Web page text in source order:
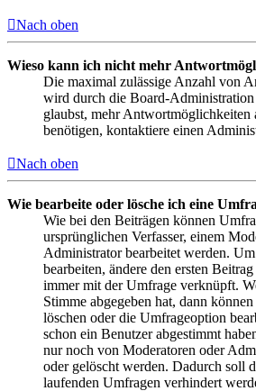
Nach oben
Wieso kann ich nicht mehr
Die maximal zulässige Anzahl von
wird durch die Board-Administration
glaubst, mehr Antwortmöglichkeiten
benötigen, kontaktiere einen
Nach oben
Wie bearbeite oder lösche ich eine
Wie bei den Beiträgen können
ursprünglichen Verfasser, einem
Administrator bearbeitet werden.
bearbeiten, ändere den ersten
immer mit der Umfrage verknüpft.
Stimme abgegeben hat, dann
löschen oder die Umfrageoption
schon ein Benutzer abgestimmt
nur noch von Moderatoren oder
oder gelöscht werden. Dadurch soll
laufenden Umfragen verhindert